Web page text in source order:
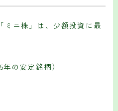
ミニ株」は、少額投資に最
の安定銘柄）